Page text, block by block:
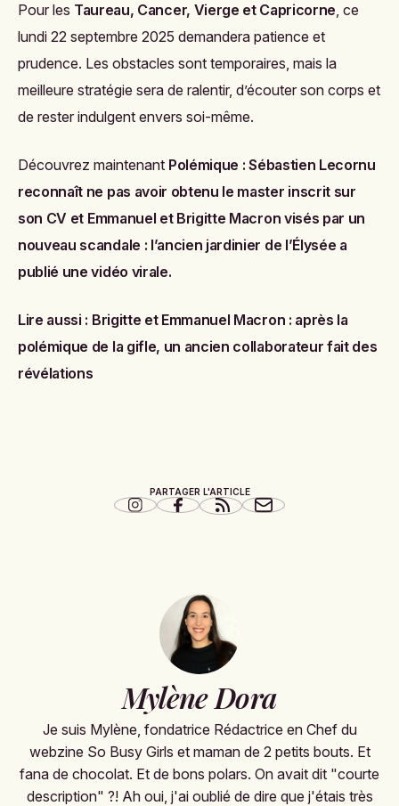
Pour les Taureau, Cancer, Vierge et Capricorne , ce
lundi 22 septembre 2025 demandera patience et
prudence. Les obstacles sont temporaires, mais la
meilleure stratégie sera de ralentir, d’écouter son corps et
de rester indulgent envers soi-même.
Découvrez maintenant Polémique : Sébastien Lecornu
reconnaît ne pas avoir obtenu le master inscrit sur
son CV et Emmanuel et Brigitte Macron visés par un
nouveau scandale : l’ancien jardinier de l’Élysée a
publié une vidéo virale.
Lire aussi : Brigitte et Emmanuel Macron : après la
polémique de la gifle, un ancien collaborateur fait des
révélations
PARTAGER L'ARTICLE
Mylène Dora
Je suis Mylène, fondatrice Rédactrice en Chef du
webzine So Busy Girls et maman de 2 petits bouts. Et
fana de chocolat. Et de bons polars. On avait dit "courte
description" ?! Ah oui, j'ai oublié de dire que j'étais très